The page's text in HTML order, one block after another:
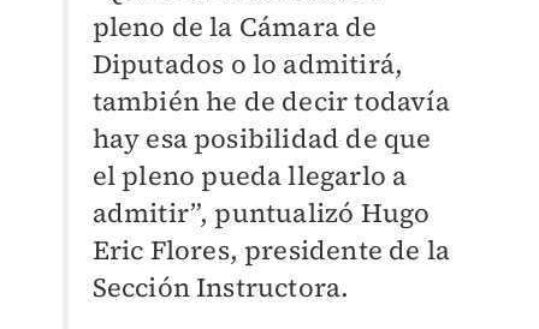
pleno de la Cámara de
Diputados o lo admitirá,
también he de decir todavía
hay esa posibilidad de que
el pleno pueda llegarlo a
admitir”, puntualizó Hugo
Eric Flores, presidente de la
Sección Instructora.